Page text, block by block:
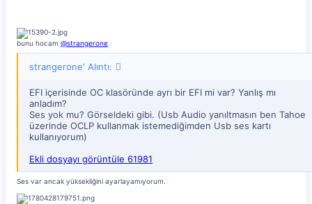
bunu hocam @strangerone
strangerone' Alıntı:
EFI içerisinde OC klasöründe ayrı bir EFI mi var? Yanlış mı
anladım?
Ses yok mu? Görseldeki gibi. (Usb Audio yanıltmasın ben Tahoe
üzerinde OCLP kullanmak istemediğimden Usb ses kartı
kullanıyorum)
Ekli dosyayı görüntüle 61981
Ses var ancak yüksekliğini ayarlayamıyorum.